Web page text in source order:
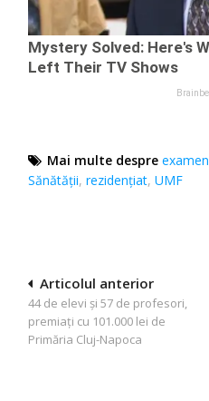
Mai multe despre examen
Sănătății,rezidențiat,UMF
Navigare
în
articole
Articolul anterior
44 de elevi şi 57 de profesori,
premiaţi cu 101.000 lei de
Primăria Cluj-Napoca